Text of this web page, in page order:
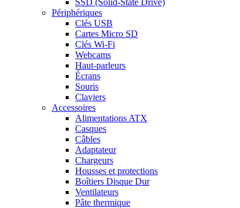
Périphériques
Clés USB
Cartes Micro SD
Clés Wi-Fi
Webcams
Haut-parleurs
Écrans
Souris
Claviers
Accessoires
Alimentations ATX
Casques
Câbles
Adaptateur
Chargeurs
Housses et protections
Boîtiers Disque Dur
Ventilateurs
Pâte thermique